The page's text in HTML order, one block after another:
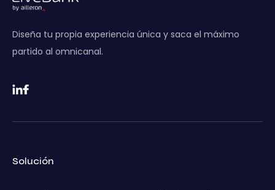
Diseña tu propia experiencia única y saca el máximo
partido al omnicanal.
Solución